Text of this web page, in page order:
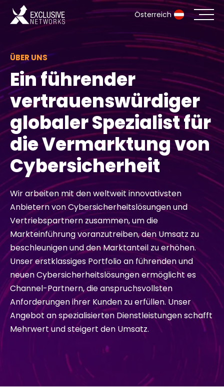
Österreich
Cybersecurity
Ökosystem
Ressourcen
Unternehmen
Partnerportal
Exclusive Access Anmeldung
Exclusive Access - Erfahren Sie mehr
Kontakt
#weareexclusive
ÜBER UNS
Ein führender
vertrauenswürdiger
globaler Spezialist für
die Vermarktung von
Cybersicherheit
Wir arbeiten mit den weltweit innovativsten
Anbietern von Cybersicherheitslösungen und
Vertriebspartnern zusammen, um die
Markteinführung voranzutreiben, den Umsatz zu
beschleunigen und den Marktanteil zu erhöhen.
Unser erstklassiges Portfolio an führenden und
neuen Cybersicherheitslösungen ermöglicht es
Channel-Partnern, die anspruchsvollsten
Anforderungen ihrer Kunden zu erfüllen. Unser
Angebot an spezialisierten Dienstleistungen schafft
Mehrwert und steigert den Umsatz.